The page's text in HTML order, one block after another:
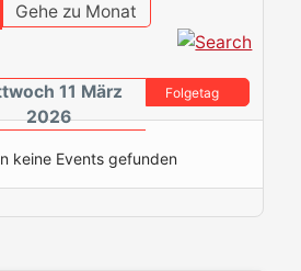
Gehe zu Monat
11 März
2026
Folgetag
keine Events gefunden